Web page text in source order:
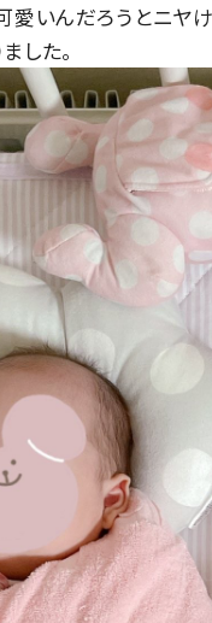
いんだろうとニヤ
した。